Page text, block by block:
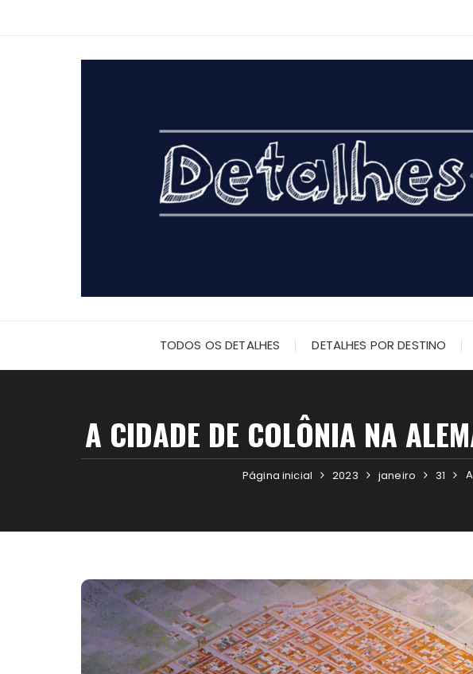
TODOS OS DETALHES DETALHES POR DESTINO
A CIDADE DE COLÔNIA NA
Página inicial 2023 janeiro 31